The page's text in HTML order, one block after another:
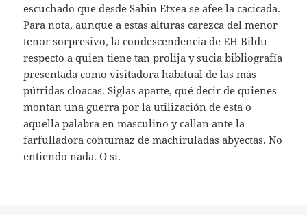
escuchado que desde Sabin Etxea se afee la cacicada.
Para nota, aunque a estas alturas carezca del menor
tenor sorpresivo, la condescendencia de EH Bildu
respecto a quien tiene tan prolija y sucia bibliografía
presentada como visitadora habitual de las más
pútridas cloacas. Siglas aparte, qué decir de quienes
montan una guerra por la utilización de esta o
aquella palabra en masculino y callan ante la
farfulladora contumaz de machiruladas abyectas. No
entiendo nada. O sí.